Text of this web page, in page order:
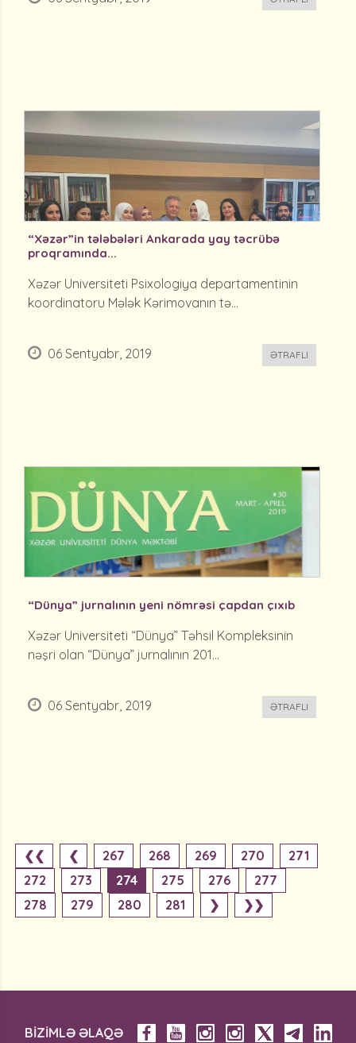
“Xəzər”in tələbələri Ankarada yay təcrübə
proqramında...
Xəzər Universiteti Psixologiya departamentinin
koordinatoru Mələk Kərimovanın tə...
06 Sentyabr, 2019 ƏTRAFLI
“Dünya” jurnalının yeni nömrəsi çapdan çıxıb
Xəzər Universiteti “Dünya” Təhsil Kompleksinin
nəşri olan “Dünya” jurnalının 201...
06 Sentyabr, 2019 ƏTRAFLI
❮❮ ❮ 267 268 269 270
271
272
273 274 275 276
277
278
279 280 281 ❯ ❯❯
BİZİMLƏ ƏLAQƏ